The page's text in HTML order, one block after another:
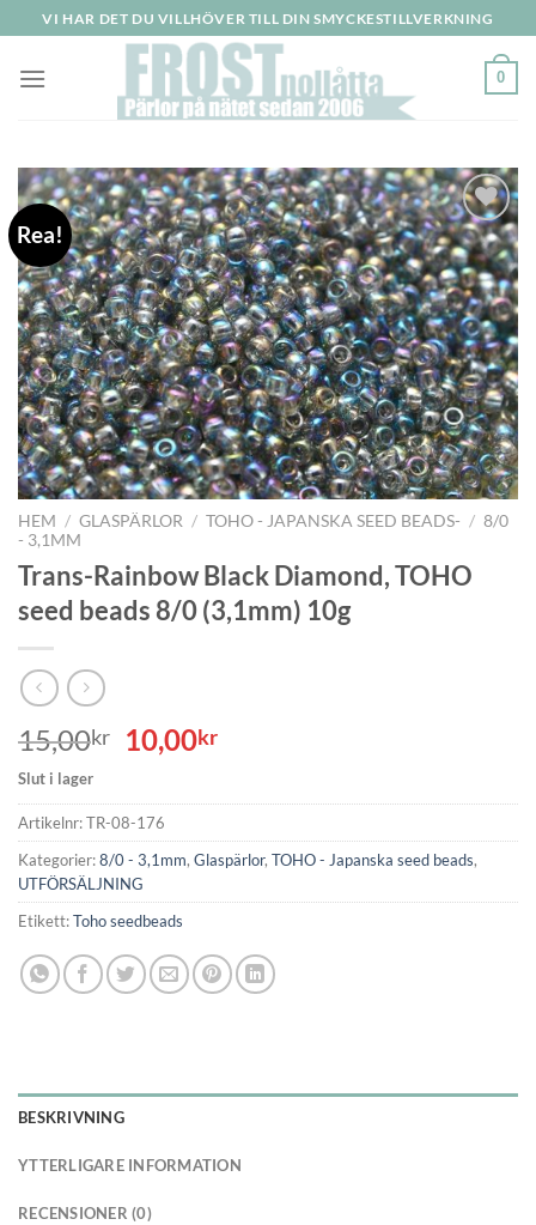
to
content
VI HAR DET DU VILLHÖVER TILL DIN SMYCKESTILLVERKNING
0
Rea!
Lägg
till i
önskelistan
HEM / GLASPÄRLOR / TOHO - JAPANSKA SEED BEADS- / 8/0
- 3,1MM
Trans-Rainbow Black Diamond, TOHO
seed beads 8/0 (3,1mm) 10g
15,00kr
Det
ursprungliga
priset
var:
15,00kr.
10,00krDet
priset
10,00kr.
Slut i lager
Artikelnr:TR-08-176
Kategorier:8/0 - 3,1mm, Glaspärlor, TOHO - Japanska seed beads,
UTFÖRSÄLJNING
Etikett:Toho seedbeads
BESKRIVNING
YTTERLIGARE INFORMATION
RECENSIONER (0)